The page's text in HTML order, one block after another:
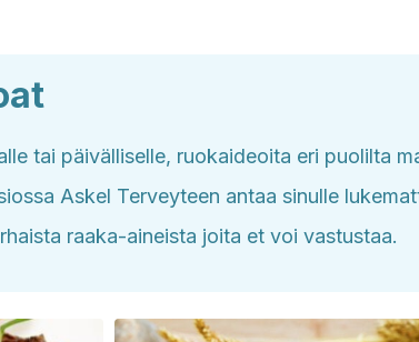
tai päivälliselle, ruokaideoita eri puolilta
Askel Terveyteen antaa sinulle
raaka-aineista joita et voi vastustaa.